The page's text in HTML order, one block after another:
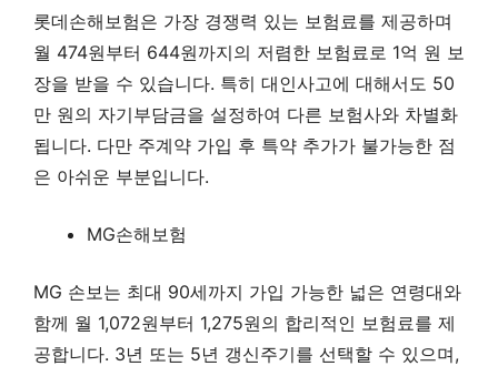
롯데손해보험은 가장 경쟁력 있는 보험료를 제공하며
월 474원부터 644원까지의 저렴한 보험료로 1억 원 보
장을 받을 수 있습니다. 특히 대인사고에 대해서도 50
만 원의 자기부담금을 설정하여 다른 보험사와 차별화
됩니다. 다만 주계약 가입 후 특약 추가가 불가능한 점
은 아쉬운 부분입니다.
MG손해보험
MG 손보는 최대 90세까지 가입 가능한 넓은 연령대와
함께 월 1,072원부터 1,275원의 합리적인 보험료를 제
공합니다. 3년 또는 5년 갱신주기를 선택할 수 있으며,